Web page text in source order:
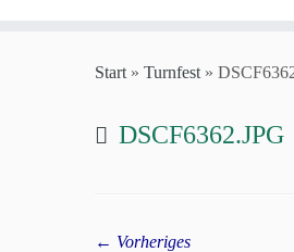
Start » Turnfest »
DSCF6362.JPG
← Vorheriges